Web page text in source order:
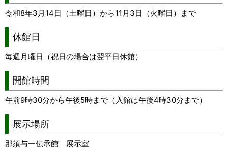
令和8年3月14日（土曜日）から11月3日（火曜日）まで
休館日
毎週月曜日（祝日の場合は翌平日休館）
開館時間
午前9時30分から午後5時まで（入館は午後4時30分まで）
展示場所
那須与一伝承館 展示室